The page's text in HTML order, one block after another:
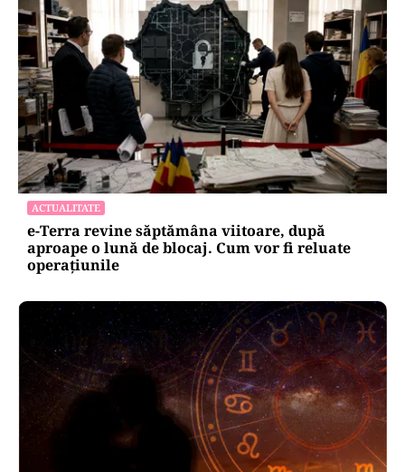
ACTUALITATE
e-Terra revine săptămâna viitoare, după
aproape o lună de blocaj. Cum vor fi reluate
operațiunile